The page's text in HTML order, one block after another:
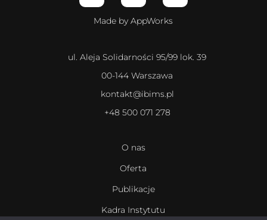
Made by AppWorks
ul. Aleja Solidarności 95/99 lok. 39
00-144 Warszawa
kontakt@ibims.pl
+48 500 071 278
O nas
Oferta
Publikacje
Kadra Instytutu